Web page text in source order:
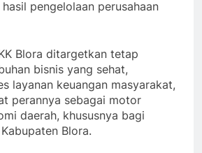
pengelolaan perusahaan
Blora ditargetkan tetap
bisnis yang sehat,
layanan keuangan masyarakat,
perannya sebagai motor
daerah, khususnya bagi
Blora.